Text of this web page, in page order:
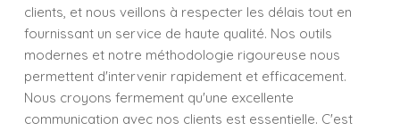
clients, et nous veillons à respecter les délais tout en
fournissant un service de haute qualité. Nos outils
modernes et notre méthodologie rigoureuse nous
permettent d'intervenir rapidement et efficacement.
Nous croyons fermement qu'une excellente
communication avec nos clients est essentielle. C'est